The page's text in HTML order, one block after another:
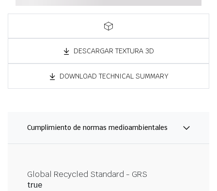
DESCARGAR TEXTURA 3D
DOWNLOAD TECHNICAL SUMMARY
Cumplimiento de normas medioambientales
Global Recycled Standard - GRS
true